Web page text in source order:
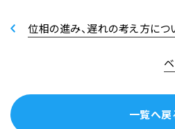
位相の進み、遅れの考え方につ
一覧へ戻